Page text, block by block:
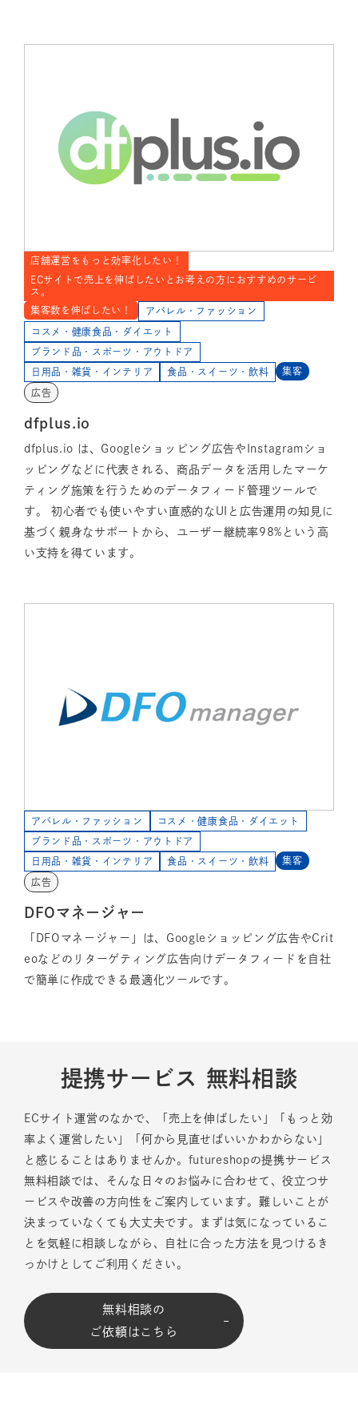
店舗運営をもっと効率化したい！
ECサイトで売上を伸ばしたいとお考えの方におすすめのサービ
ス。
集客数を伸ばしたい！
アパレル・ファッション
コスメ・健康食品・ダイエット
ブランド品・スポーツ・アウトドア
日用品・雑貨・インテリア 食品・スイーツ・飲料 集客
広告
dfplus.io
dfplus.io は、Googleショッピング広告やInstagramショ
ッピングなどに代表される、商品データを活用したマーケ
ティング施策を行うためのデータフィード管理ツールで
す。 初心者でも使いやすい直感的なUIと広告運用の知見に
基づく親身なサポートから、ユーザー継続率98%という高
い支持を得ています。
アパレル・ファッション コスメ・健康食品・ダイエット
ブランド品・スポーツ・アウトドア
日用品・雑貨・インテリア 食品・スイーツ・飲料 集客
広告
DFOマネージャー
「DFOマネージャー」は、Googleショッピング広告やCrit
eoなどのリターゲティング広告向けデータフィードを自社
で簡単に作成できる最適化ツールです。
提携サービス 無料相談
ECサイト運営のなかで、「売上を伸ばしたい」「もっと効
率よく運営したい」「何から見直せばいいかわからない」
と感じることはありませんか。futureshopの提携サービス
無料相談では、そんな日々のお悩みに合わせて、役立つサ
ービスや改善の方向性をご案内しています。難しいことが
決まっていなくても大丈夫です。まずは気になっているこ
とを気軽に相談しながら、自社に合った方法を見つけるき
っかけとしてご利用ください。
無料相談の
ご依頼はこちら